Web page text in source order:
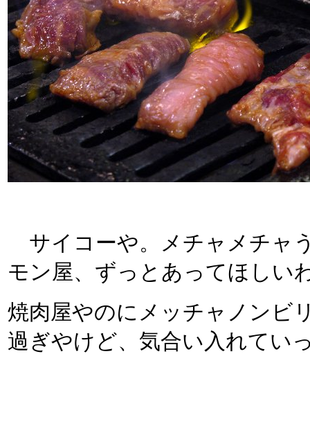
サイコーや。メチャメチャ
モン屋、ずっとあってほしい
焼肉屋やのにメッチャノンビ
過ぎやけど、気合い入れてい